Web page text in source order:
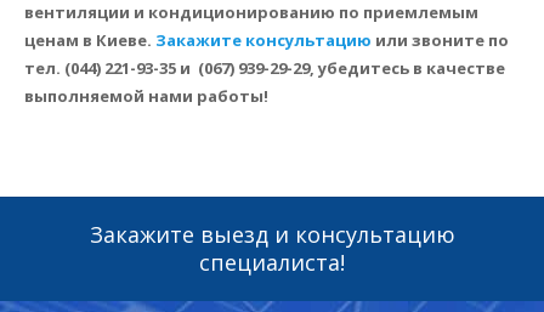
вентиляции и кондиционированию по приемлемым
ценам в Киеве. Закажите консультацию или звоните по
тел. (044) 221-93-35 и (067) 939-29-29, убедитесь в качестве
выполняемой нами работы!
Закажите выезд и консультацию
специалиста!